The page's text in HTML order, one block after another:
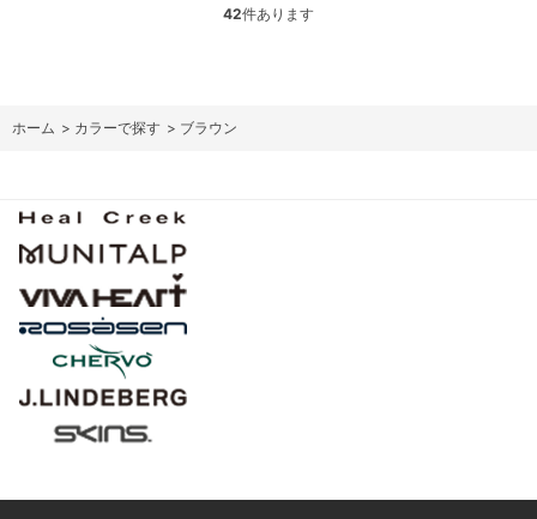
42件あります
ホーム > カラーで探す > ブラウン